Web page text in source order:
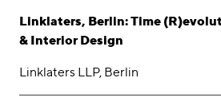
Linklaters, Berlin: Time
& Interior Design
Linklaters LLP, Berlin